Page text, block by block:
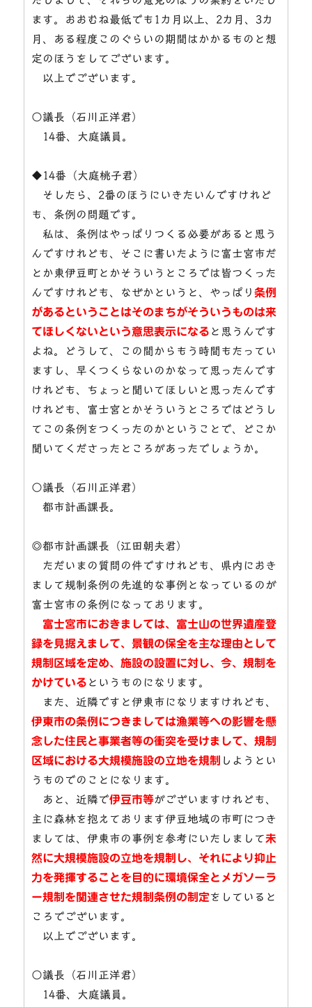
ます。おおむね最低でも1カ月以上、2カ月、3カ
月、ある程度このぐらいの期間はかかるものと想
定のほうをしてございます。
以上でございます。
○議長（石川正洋君）
14番、大庭議員。
◆14番（大庭桃子君）
そしたら、2番のほうにいきたいんですけれど
も、条例の問題です。
私は、条例はやっぱりつくる必要があると思う
んですけれども、そこに書いたように富士宮市だ
とか東伊豆町とかそういうところでは皆つくった
んですけれども、なぜかというと、やっぱり条例
があるということはそのまちがそういうものは来
てほしくないという意思表示になる と思うんです
よね。どうして、この間からもう時間もたってい
ますし、早くつくらないのかなって思ったんです
けれども、ちょっと聞いてほしいと思ったんです
けれども、富士宮とかそういうところではどうし
てこの条例をつくったのかということで、どこか
聞いてくださったところがあったでしょうか。
○議長（石川正洋君）
都市計画課長。
◎都市計画課長（江田朝夫君）
ただいまの質問の件ですけれども、県内におき
まして規制条例の先進的な事例となっているのが
富士宮市の条例になっております。
富士宮市におきましては、富士山の世界遺産登
録を見据えまして、景観の保全を主な理由として
規制区域を定め、施設の設置に対し、今、規制を
かけている というものになります。
また、近隣ですと伊東市になりますけれども、
伊東市の条例につきましては漁業等への影響を懸
念した住民と事業者等の衝突を受けまして、規制
区域における大規模施設の立地を規制 しようとい
うものでのことになります。
あと、近隣で伊豆市等がございますけれども、
主に森林を抱えております伊豆地域の市町につき
ましては、伊東市の事例を参考にいたしまして未
然に大規模施設の立地を規制し、それにより抑止
力を発揮することを目的に環境保全とメガソーラ
ー規制を関連させた規制条例の制定をしていると
ころでございます。
以上でございます。
○議長（石川正洋君）
14番、大庭議員。